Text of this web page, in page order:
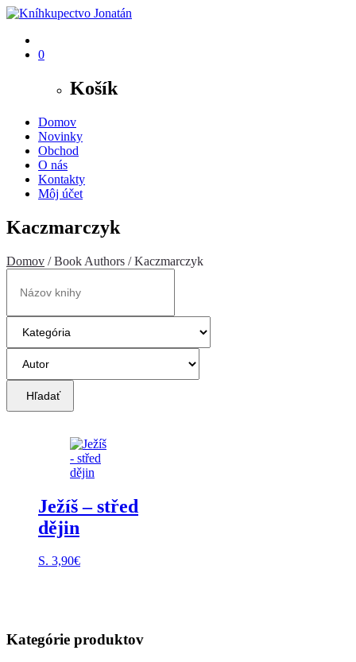
0
Košík
Domov
Novinky
Obchod
O nás
Kontakty
Môj účet
Kaczmarczyk
Domov / Book Authors / Kaczmarczyk
Hľadať
Ježíš – střed
dějin
S. 3,90€
Kategórie produktov